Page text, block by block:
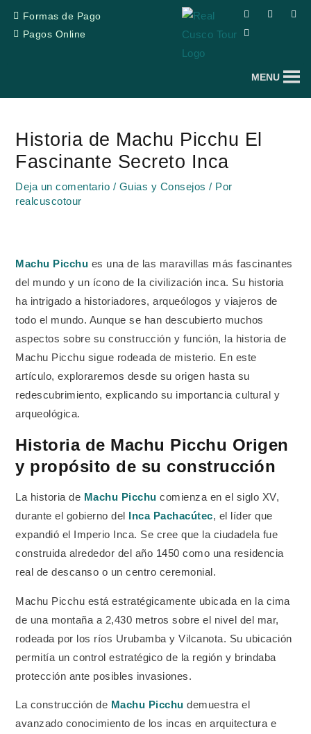
Formas de Pago
Pagos Online
F
a
c
Y
o
I
n
r
a
T
r
i
o
MENU
Historia de Machu Picchu El
Fascinante Secreto Inca
Deja un comentario / Guias y Consejos / Por
realcuscotour
Machu Picchu es una de las maravillas más fascinantes
del mundo y un ícono de la civilización inca. Su historia
ha intrigado a historiadores, arqueólogos y viajeros de
todo el mundo. Aunque se han descubierto muchos
aspectos sobre su construcción y función, la historia de
Machu Picchu sigue rodeada de misterio. En este
artículo, exploraremos desde su origen hasta su
redescubrimiento, explicando su importancia cultural y
arqueológica.
Historia de Machu Picchu Origen
y propósito de su construcción
La historia de Machu Picchu comienza en el siglo XV,
durante el gobierno del
Inca Pachacútec, el líder que
expandió el Imperio Inca. Se cree que la ciudadela fue
construida alrededor del año 1450 como una residencia
real de descanso o un centro ceremonial.
Machu Picchu está estratégicamente ubicada en la cima
de una montaña a 2,430 metros sobre el nivel del mar,
rodeada por los ríos Urubamba y Vilcanota. Su ubicación
permitía un control estratégico de la región y brindaba
protección ante posibles invasiones.
La construcción de Machu Picchu demuestra el
avanzado conocimiento de los incas en arquitectura e
entradas